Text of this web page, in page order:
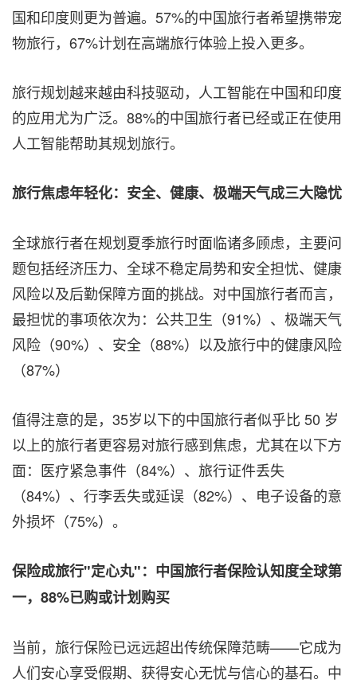
国和印度则更为普遍。57%的中国旅行者希望携带宠
物旅行，67%计划在高端旅行体验上投入更多。
旅行规划越来越由科技驱动，人工智能在中国和印度
的应用尤为广泛。88%的中国旅行者已经或正在使用
人工智能帮助其规划旅行。
旅行焦虑年轻化：安全、健康、极端天气成三大隐忧
全球旅行者在规划夏季旅行时面临诸多顾虑，主要问
题包括经济压力、全球不稳定局势和安全担忧、健康
风险以及后勤保障方面的挑战。对中国旅行者而言，
最担忧的事项依次为：公共卫生（91%）、极端天气
风险（90%）、安全（88%）以及旅行中的健康风险
（87%）
值得注意的是，35岁以下的中国旅行者似乎比 50 岁
以上的旅行者更容易对旅行感到焦虑，尤其在以下方
面：医疗紧急事件（84%）、旅行证件丢失
（84%）、行李丢失或延误（82%）、电子设备的意
外损坏（75%）。
保险成旅行"定心丸"：中国旅行者保险认知度全球第
一， 88%已购或计划购买
当前，旅行保险已远远超出传统保障范畴——它成为
人们安心享受假期、获得安心无忧与信心的基石。中